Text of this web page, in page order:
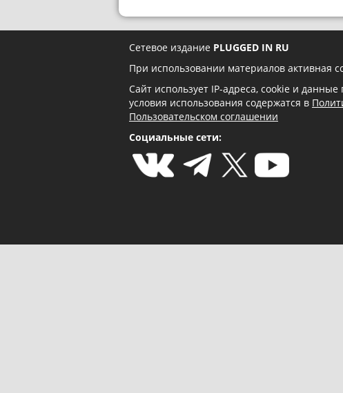
Сетевое издание PLUGGED IN RU
При использовании материалов активная
Сайт использует IP-адреса, cookie и данные
условия использования содержатся в
Пользовательском соглашении
Социальные сети: